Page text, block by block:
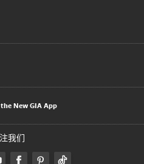
New GIA App
我们